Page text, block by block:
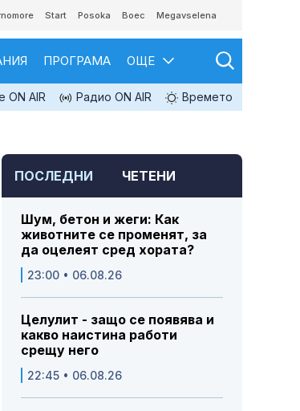
Start Posoka Boec Megavselena
ПРОГРАМА ОЩЕ
ON AIR Радио ON AIR Времето
ПОСЛЕДНИ ЧЕТЕНИ
Шум, бетон и жеги: Как
животните се променят, за
да оцелеят сред хората?
23:00 • 06.08.26
Целулит - защо се появява и
какво наистина работи
срещу него
22:45 • 06.08.26